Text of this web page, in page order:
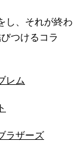
し、それが終わ
つけるコラ
レム
ラザーズ